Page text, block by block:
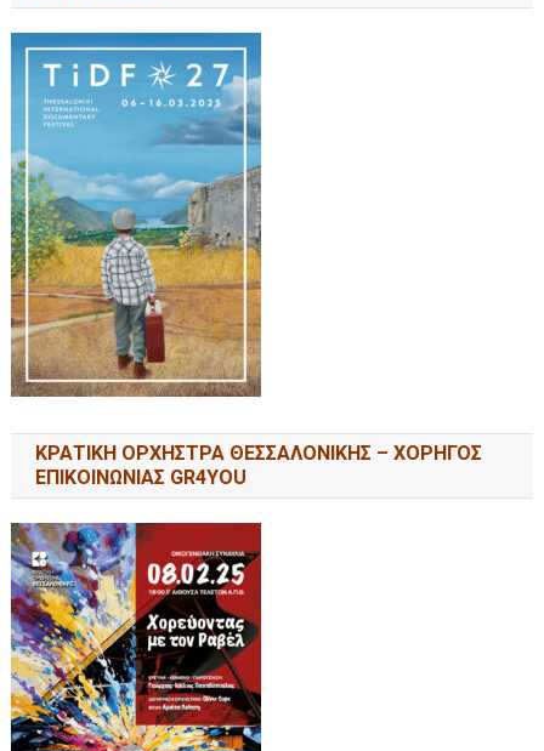
ΚΡΑΤΙΚΗ ΟΡΧΗΣΤΡΑ ΘΕΣΣΑΛΟΝΙΚΗΣ – ΧΟΡΗΓΟΣ
ΕΠΙΚΟΙΝΩΝΙΑΣ GR4YOU